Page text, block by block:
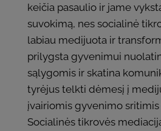
keičia pasaulio ir jame
suvokimą, nes socialinė
labiau medijuota ir
prilygsta gyvenimui
sąlygomis ir skatina
tyrėjus telkti dėmesį į
įvairiomis gyvenimo sritimis
Socialinės tikrovės